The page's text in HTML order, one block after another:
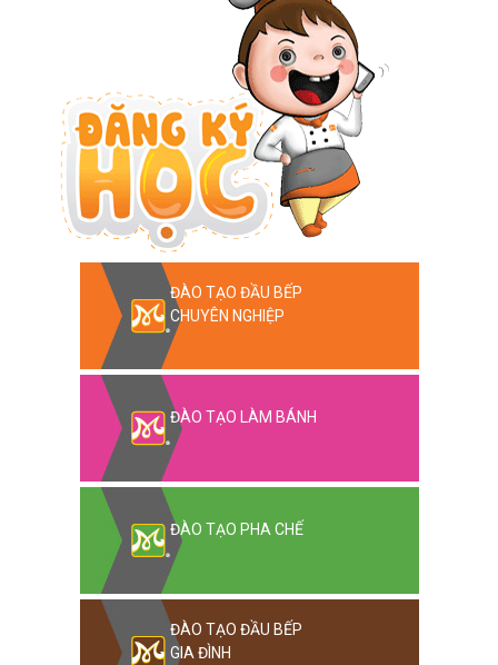
ĐÀO TẠO ĐẦU BẾP
CHUYÊN NGHIỆP
ĐÀO TẠO LÀM BÁNH
ĐÀO TẠO PHA CHẾ
ĐÀO TẠO ĐẦU BẾP
GIA ĐÌNH